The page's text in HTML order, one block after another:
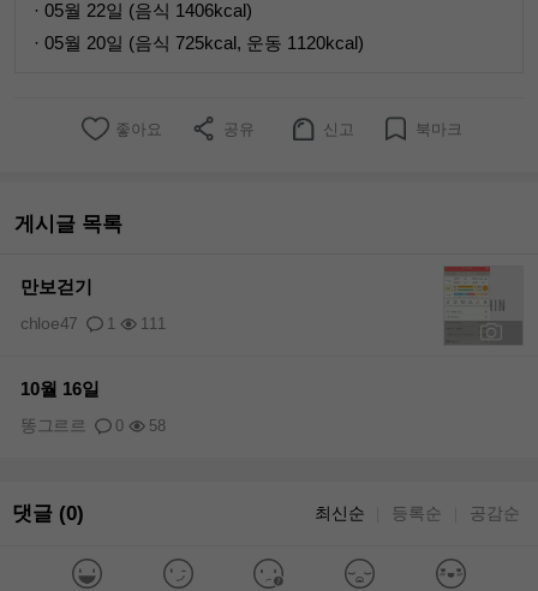
· 05월 22일 (음식 1406kcal)
· 05월 20일 (음식 725kcal, 운동 1120kcal)
좋아요 공유 신고 북마크
게시글 목록
만보걷기
1 111
chloe47
10월 16일
0 58
똥그르르
댓글 (0) 최신순 등록순 공감순